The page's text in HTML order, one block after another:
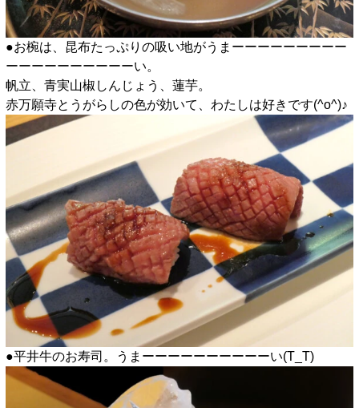
●お椀は、昆布たっぷりの吸い地がうまーーーーーーーーー
ーーーーーーーーーーい。
帆立、青実山椒しんじょう、蓮芋。
赤万願寺とうがらしの色が効いて、わたしは好きです(^o^)♪
●平井牛のお寿司。うまーーーーーーーーーーい(T_T)